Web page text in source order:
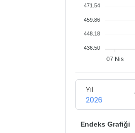
07 Nis
471.54
459.86
448.18
436.50
Yıl
2026
Endeks Grafiği